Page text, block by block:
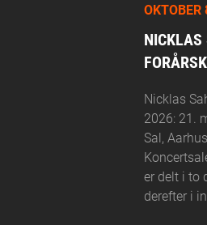
NICKLAS
Nicklas
2026: 21.
Sal,
er delt i to
derefter i